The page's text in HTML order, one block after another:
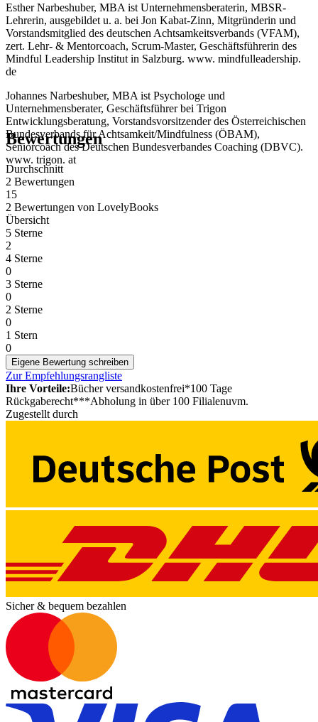
Esther Narbeshuber, MBA ist Unternehmensberaterin, MBSR-
Lehrerin, ausgebildet u. a. bei Jon Kabat-Zinn, Mitgründerin und
Vorstandsmitglied des deutschen Achtsamkeitsverbands (VFAM),
zert. Lehr- & Mentorcoach, Scrum-Master, Geschäftsführerin des
Mindful Leadership Institut in Salzburg. www. mindfulleadership.
de
Johannes Narbeshuber, MBA ist Psychologe und
Unternehmensberater, Geschäftsführer bei Trigon
Entwicklungsberatung, Vorstandsvorsitzender des Österreichischen
Bundesverbands für Achtsamkeit/Mindfulness (ÖBAM),
Seniorcoach des Deutschen Bundesverbandes Coaching (DBVC).
www. trigon. at
Bewertungen
Durchschnitt
2 Bewertungen
15
2 Bewertungen von LovelyBooks
Übersicht
5 Sterne
2
4 Sterne
0
3 Sterne
0
2 Sterne
0
1 Stern
0
Eigene Bewertung schreiben
Zur Empfehlungsrangliste
Ihre Vorteile:Bücher versandkostenfrei*100 Tage
Rückgaberecht***Abholung in über 100 Filialenuvm.
Zugestellt durch
Sicher & bequem bezahlen